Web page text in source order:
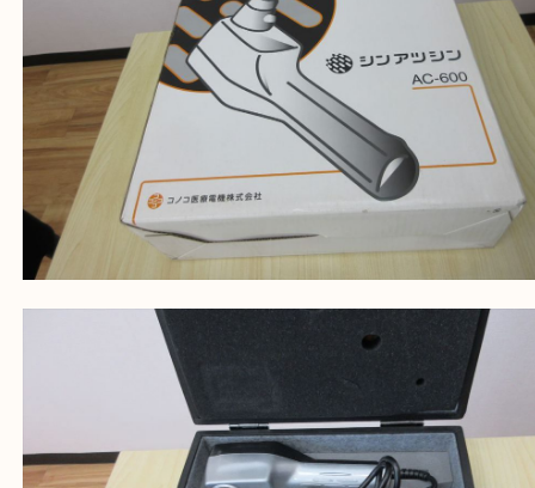
Facebook
Twitter
Line
シンアツシン AC-600
公開日:2021/02/10 最終更新日:2025/08/04
シンアツシン AC-600（ シンアツシン AC-600 N/A ）
全て シンアツシン 美容 兵庫